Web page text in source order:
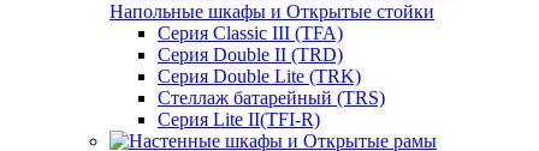
Напольные шкафы и Открытые стойки
Серия Classic III (TFA)
Серия Double II (TRD)
Серия Double Lite (TRK)
Стеллаж батарейный (TRS)
Серия Lite II(TFI-R)